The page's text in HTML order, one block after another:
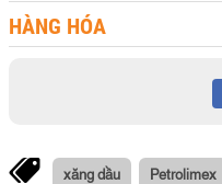
HÀNG HÓA
xăng dầu Petrolimex